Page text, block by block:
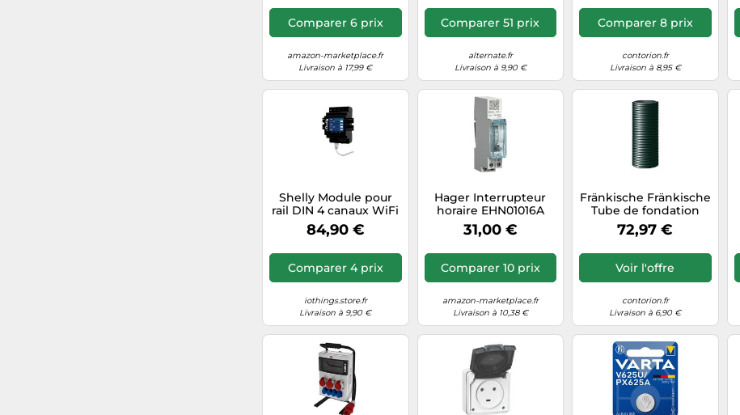
Comparer 6 prix
amazon-marketplace.fr
Livraison à 17,99 €
Comparer 51 prix
alternate.fr
Livraison à 9,90 €
Comparer 8 prix
contorion.fr
Livraison à 8,95 €
Shelly Module pour
rail DIN 4 canaux WiFi
avec mesure de
consommation et
84,90 €
Comparer 4 prix
iothings.store.fr
Livraison à 9,90 €
Hager Interrupteur
horaire EHN01016A
230V sans réserve
31,00 €
Comparer 10 prix
amazon-marketplace.fr
Livraison à 10,38 €
Fränkische Fränkische
Tube de fondation
noire Furowell
NW350/800 Quantité:1
72,97 €
Voir l'offre
contorion.fr
Livraison à 6,90 €